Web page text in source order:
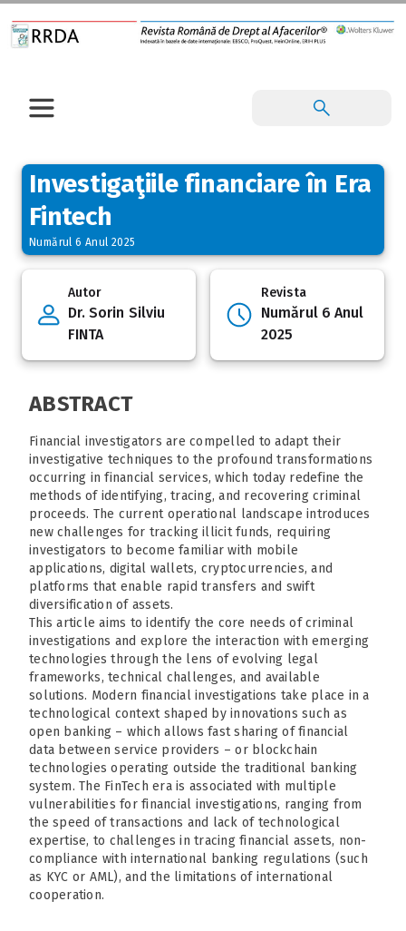
Investigaţiile financiare în Era
Fintech
Numărul 6 Anul 2025
Autor
Dr. Sorin Silviu
FINTA
Revista
Numărul 6 Anul
2025
ABSTRACT
Financial investigators are compelled to adapt their
investigative techniques to the profound transformations
occurring in financial services, which today redefine the
methods of identifying, tracing, and recovering criminal
proceeds. The current operational landscape introduces
new challenges for tracking illicit funds, requiring
investigators to become familiar with mobile
applications, digital wallets, cryptocurrencies, and
platforms that enable rapid transfers and swift
diversification of assets.
This article aims to identify the core needs of criminal
investigations and explore the interaction with emerging
technologies through the lens of evolving legal
frameworks, technical challenges, and available
solutions. Modern financial investigations take place in a
technological context shaped by innovations such as
open banking – which allows fast sharing of financial
data between service providers – or blockchain
technologies operating outside the traditional banking
system. The FinTech era is associated with multiple
vulnerabilities for financial investigations, ranging from
the speed of transactions and lack of technological
expertise, to challenges in tracing financial assets, non-
compliance with international banking regulations (such
as KYC or AML), and the limitations of international
cooperation.